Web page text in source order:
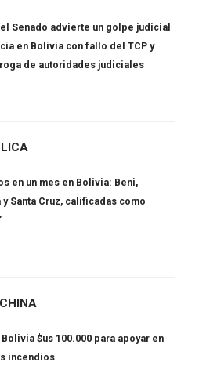
Senado advierte un golpe judicial
en Bolivia con fallo del TCP y
de autoridades judiciales
en un mes en Bolivia: Beni,
y Santa Cruz, calificadas como
Bolivia $us 100.000 para apoyar en
incendios